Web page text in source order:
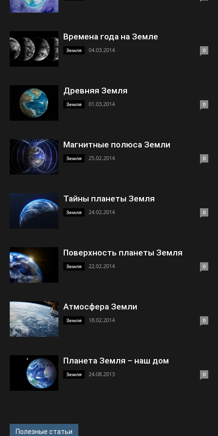
Времена года на Земле
Земля 04.03.2014 0
Древняя Земля
Земля 01.03.2014 0
Магнитные полюса Земли
Земля 25.02.2014 0
Тайны планеты Земля
Земля 24.02.2014 0
Поверхность планеты Земля
Земля 22.02.2014 0
Атмосфера Земли
Земля 18.02.2014 0
Планета Земля – наш дом
Земля 24.08.2013 0
Полезные статьи